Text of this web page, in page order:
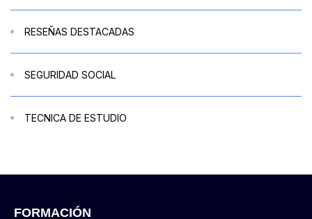
RESEÑAS DESTACADAS
SEGURIDAD SOCIAL
TECNICA DE ESTUDIO
FORMACIÓN